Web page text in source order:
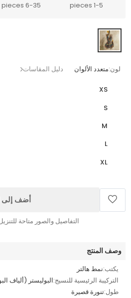
1-5 pieces
6-35 pieces
لون:متعدد الألوان دليل المقاسات
XS
S
M
L
XL
أضف إلى
التفاصيل والصور متاحة
وصف المنتج
يكتب:نمط هالتر
التركيبة الرئيسية للنسيج:البوليستر (ألياف
طول:تنورة قصيرة